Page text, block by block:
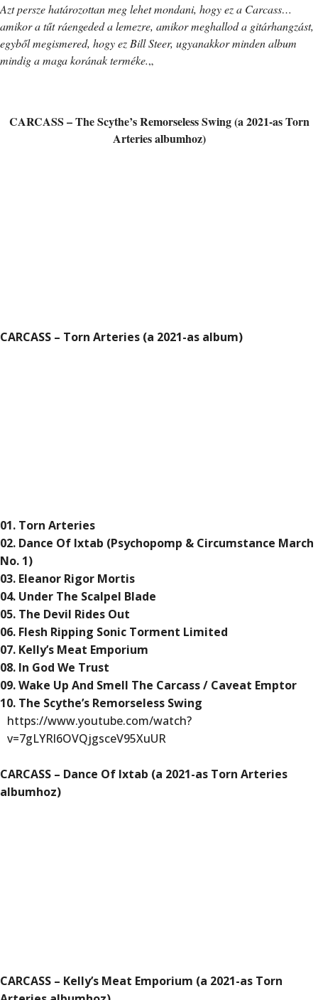
Azt persze határozottan meg lehet mondani, hogy ez a Carcass…
amikor a tűt ráengeded a lemezre, amikor meghallod a gitárhangzást,
egyből megismered, hogy ez Bill Steer, ugyanakkor minden album
mindig a maga korának terméke.„
CARCASS – The Scythe’s Remorseless Swing (a 2021-as Torn
Arteries albumhoz)
CARCASS – Torn Arteries (a 2021-as album)
01. Torn Arteries
02. Dance Of Ixtab (Psychopomp & Circumstance March
No. 1)
03. Eleanor Rigor Mortis
04. Under The Scalpel Blade
05. The Devil Rides Out
06. Flesh Ripping Sonic Torment Limited
07. Kelly’s Meat Emporium
08. In God We Trust
09. Wake Up And Smell The Carcass / Caveat Emptor
10. The Scythe’s Remorseless Swing
https://www.youtube.com/watch?
v=7gLYRl6OVQjgsceV95XuUR
CARCASS – Dance Of Ixtab (a 2021-as Torn Arteries
albumhoz)
CARCASS – Kelly’s Meat Emporium (a 2021-as Torn